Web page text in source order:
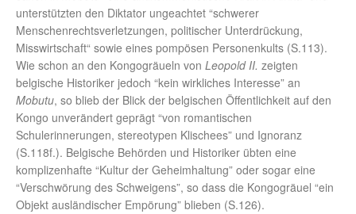
unterstützten den Diktator ungeachtet “schwerer
Menschenrechtsverletzungen, politischer Unterdrückung,
Misswirtschaft“ sowie eines pompösen Personenkults (S.113).
Wie schon an den Kongogräueln von Leopold II. zeigten
belgische Historiker jedoch “kein wirkliches Interesse” an
Mobutu, so blieb der Blick der belgischen Öffentlichkeit auf den
Kongo unverändert geprägt “von romantischen
Schulerinnerungen, stereotypen Klischees” und Ignoranz
(S.118f.). Belgische Behörden und Historiker übten eine
komplizenhafte “Kultur der Geheimhaltung” oder sogar eine
“Verschwörung des Schweigens”, so dass die Kongogräuel “ein
Objekt ausländischer Empörung” blieben (S.126).